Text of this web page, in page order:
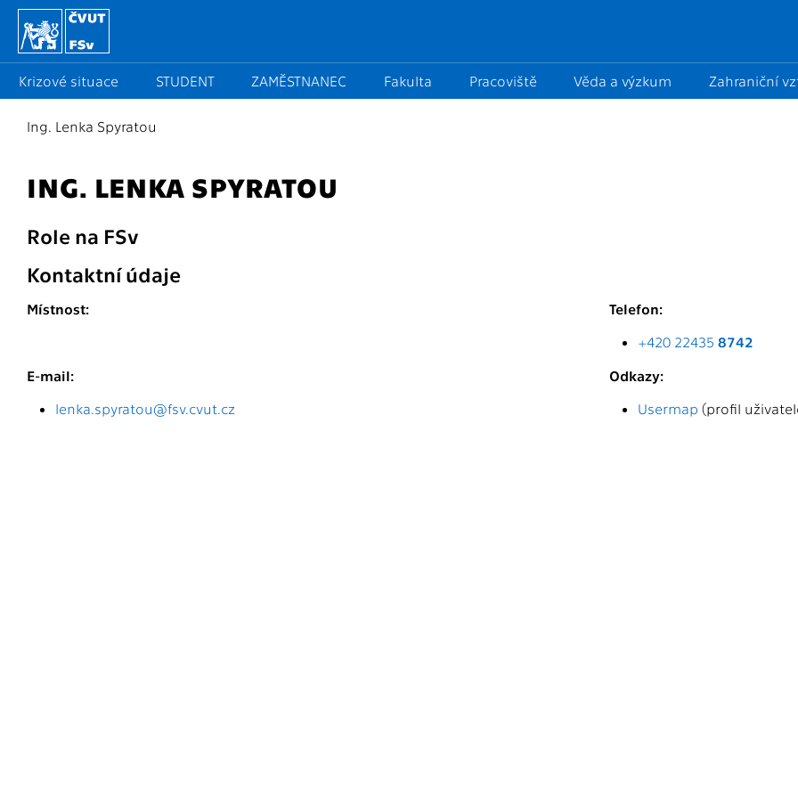
Krizové situace STUDENT ZAMĚSTNANEC Fakulta Pracoviště Věda a výzkum Zahraniční
Ing. Lenka Spyratou
ING. LENKA SPYRATOU
Role na FSv
Kontaktní údaje
Místnost:
Telefon:
+420 22435 8742
E-mail:
lenka.spyratou@fsv.cvut.cz
Odkazy:
Usermap (profil